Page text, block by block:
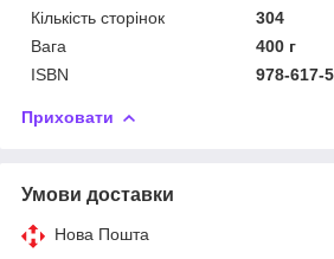
Кількість сторінок
304
Вага
400 г
ISBN
978-617-
Приховати
Умови доставки
Нова Пошта